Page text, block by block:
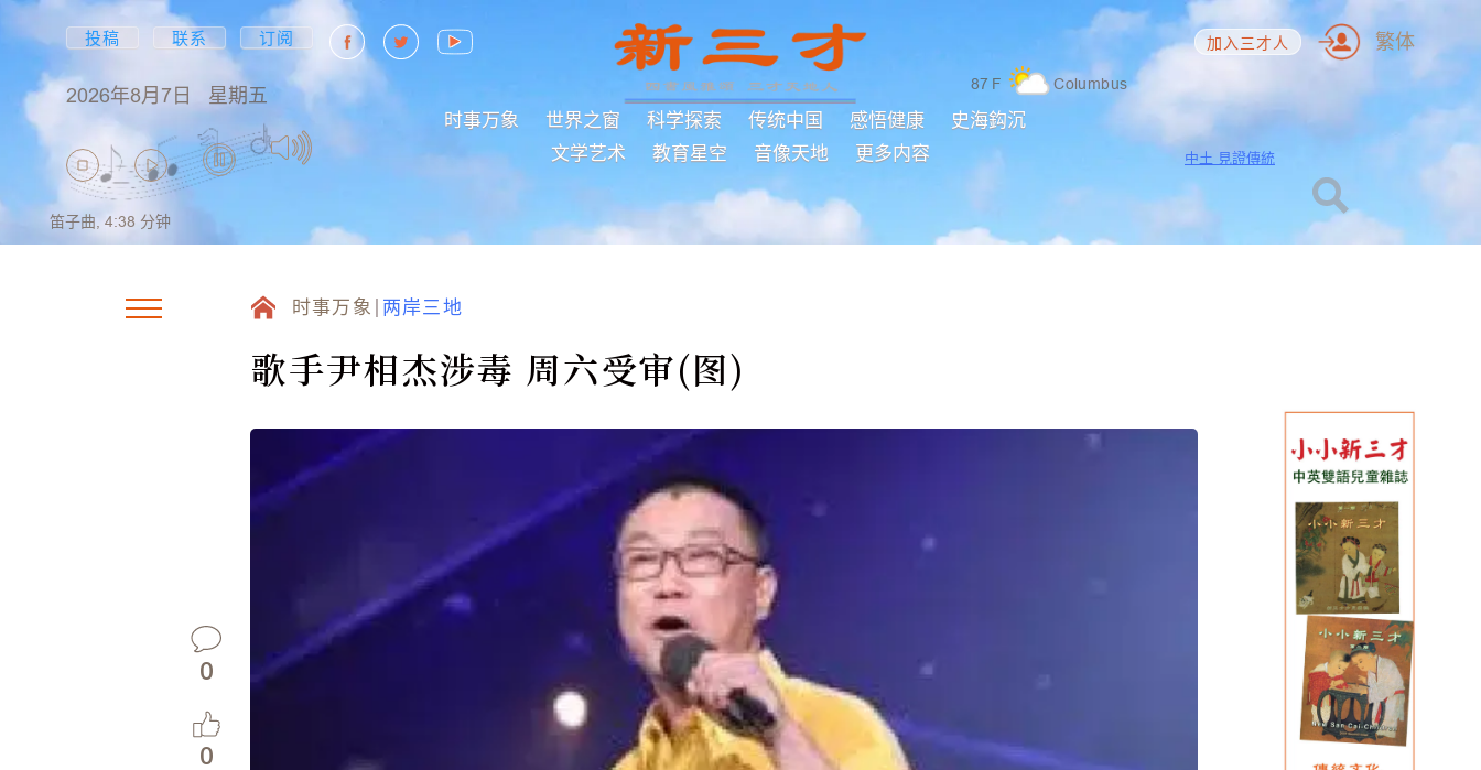
投稿 联系 订阅
2026年8月7日 星期五 87 F Columbus
时事万象 世界之窗 科学探索 传统中国 感悟健康
史海鈎沉
文学艺术
教育星空 音像天地 更多内容
加入三才人 繁体
中土 見證傳統
笛子曲, 4:38 分钟
时事万象 两岸三地
歌手尹相杰涉毒 周六受审(图)
0
0